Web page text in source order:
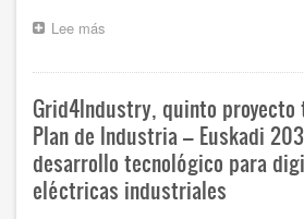
Lee más
56,8%
establecimientos
Euskadi
usa
redes
sociales
Grid4Industry, quinto
Plan de Industria – Euskadi
desarrollo tecnológico para
eléctricas industriales